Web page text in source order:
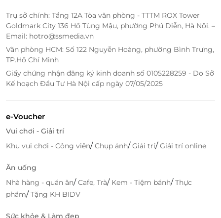
thời gian, chi phí nhưng vẫn có được kỳ nghỉ trọn
vẹn.
Đặt dịch vụ tiện lợi – Chỉ vài cú click tại
LifeLink
Với hệ thốngđặt dịch vụ tiện lợi, LifeLink giúp bạn
dễ dàng sở hữu vé điện tử chính hãng. Giao diện
khách hàng.
Đừng bỏ lỡ cơ hội đặtvoucher giảm giá, đặt dịch vụ
ngày + Set Menu 125K dành cho Trẻ em" tại
Trụ sở chính: Tầng 12A Tòa văn phòng - TTTM ROX Tower
Goldmark City 136 Hồ Tùng Mậu, phường Phú Diễn, Hà Nội. –
Email: hotro@ssmedia.vn
Văn phòng HCM: Số 122 Nguyễn Hoàng, phường Bình Trưng,
TP.Hồ Chí Minh
Giấy chứng nhận đăng ký kinh doanh số 0105228259 - Do Sở
Kế hoạch Đầu Tư Hà Nội cấp ngày 07/05/2025
e-Voucher
Vui chơi - Giải trí
Khu vui chơi - Công viên/Chụp ảnh/Giải trí/Giải trí online
Ăn uống
Nhà hàng - quán ăn/Cafe, Trà/ Kem - Tiệm bánh/Thực
phẩm/Tặng KH BIDV
Sức khỏe & Làm đẹp